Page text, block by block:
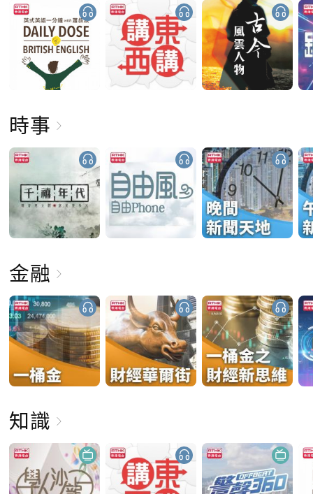
時事
金融
知識